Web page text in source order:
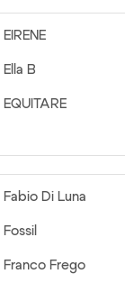
EIRENE
Ella B
EQUITARE
Fabio Di Luna
Fossil
Franco Frego